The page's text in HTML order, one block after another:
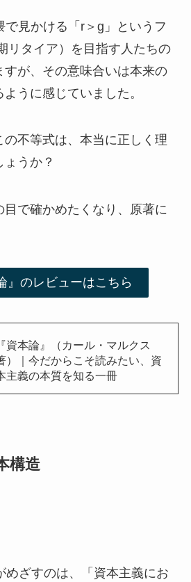
で見かける「r＞g」というフ
リタイア）を目指す人たちの
すが、その意味合いは本来の
うに感じていました。
不等式は、本当に正しく理
うか？
目で確かめたくなり、原著に
』のレビューはこちら
『資本論』（カール・マルクス
）｜今だからこそ読みたい、資
主義の本質を知る一冊
構造
めざすのは、「資本主義にお